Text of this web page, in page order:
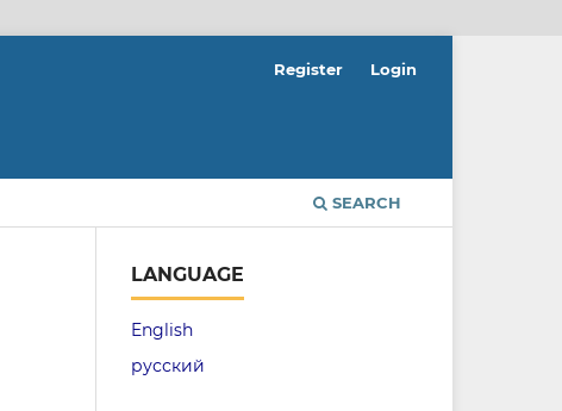
SEARCH
Register Login
LANGUAGE
English
русский